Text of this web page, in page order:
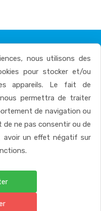
nous utilisons des
pour stocker et/ou
appareils. Le fait de
permettra de traiter
de navigation ou
de ne pas consentir ou de
avoir un effet négatif sur
l’Hygiène Publique